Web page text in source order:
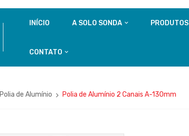
INÍCIO A SOLO SONDA PRODUTOS
CONTATO
Polia de Alumínio Polia de Alumínio 2 Canais A-130mm